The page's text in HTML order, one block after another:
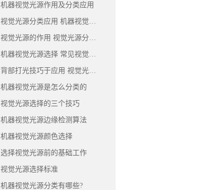
机器视觉光源作用及分类应用
视觉光源分类应用 机器视觉光源打光技巧
视觉光源的作用 视觉光源分类及选择技巧
机器视觉光源选择 常见视觉光源作用介绍
背部打光技巧于应用 视觉光源选用注意事项
机器视觉光源是怎么分类的
视觉光源选择的三个技巧
机器视觉光源边缘检测算法
机器视觉光源颜色选择
选择视觉光源前的基础工作
视觉光源选择标准
机器视觉光源分类有哪些?